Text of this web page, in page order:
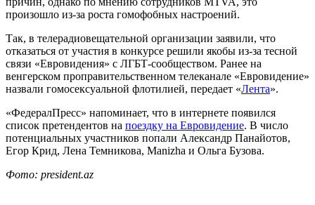
произошло из-за роста гомофобных настроений.
Так, в телерадиовещательной организации заявили, что
отказаться от участия в конкурсе решили якобы из-за тесной
связи «Евровидения» с ЛГБТ-сообществом. Ранее на
венгерском проправительственном телеканале «Евровидение»
назвали гомосексуальной флотилией, передает «Лента».
«ФедералПресс» напоминает, что в интернете появился
список претендентов на поездку на Евровидение. В число
потенциальных участников попали Александр Панайотов,
Егор Крид, Лена Темникова, Manizha и Ольга Бузова.
Фото: president.az